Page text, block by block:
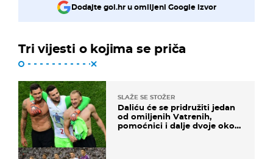
Dodajte gol.hr u omiljeni Google izvor
Tri vijesti o kojima se priča
SLAŽE SE STOŽER
Daliću će se pridružiti jedan
od omiljenih Vatrenih,
pomoćnici i dalje dvoje oko